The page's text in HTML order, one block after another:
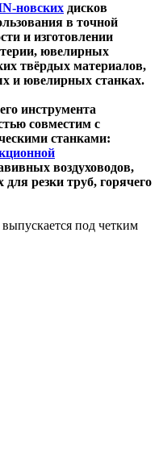
новских дисков
в точной
и изготовлении
ювелирных
твёрдых материалов,
и ювелирных станках.
инструмента
совместим с
станками:
воздуховодов,
резки труб, горячего
под четким